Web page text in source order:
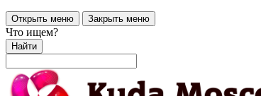
Открыть меню Закрыть меню
Что ищем?
Найти